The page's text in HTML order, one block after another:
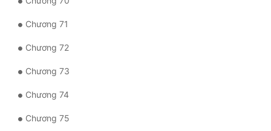
Chương 71
Chương 72
Chương 73
Chương 74
Chương 75